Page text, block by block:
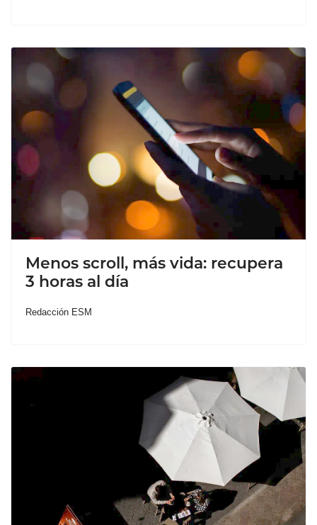
Menos scroll, más vida: recupera
3 horas al día
Redacción ESM